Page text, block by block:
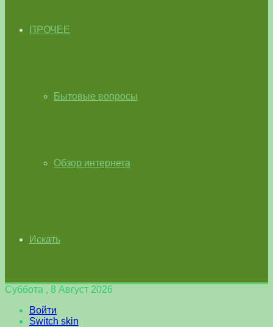
ПРОЧЕЕ
Бытовые вопросы
Обзор интернета
Искать
Суббота , 8 Август 2026
Войти
Switch skin